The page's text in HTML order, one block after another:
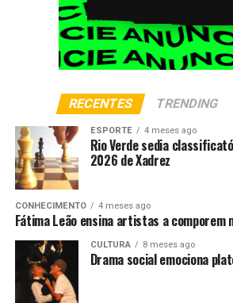
RECENTES TRENDING
ESPORTE 4 meses ago
Rio Verde sedia
2026 de Xadrez
CONHECIMENTO 4 meses ago
Fátima Leão ensina artistas a comporem
CULTURA 8 meses ago
Drama social emociona